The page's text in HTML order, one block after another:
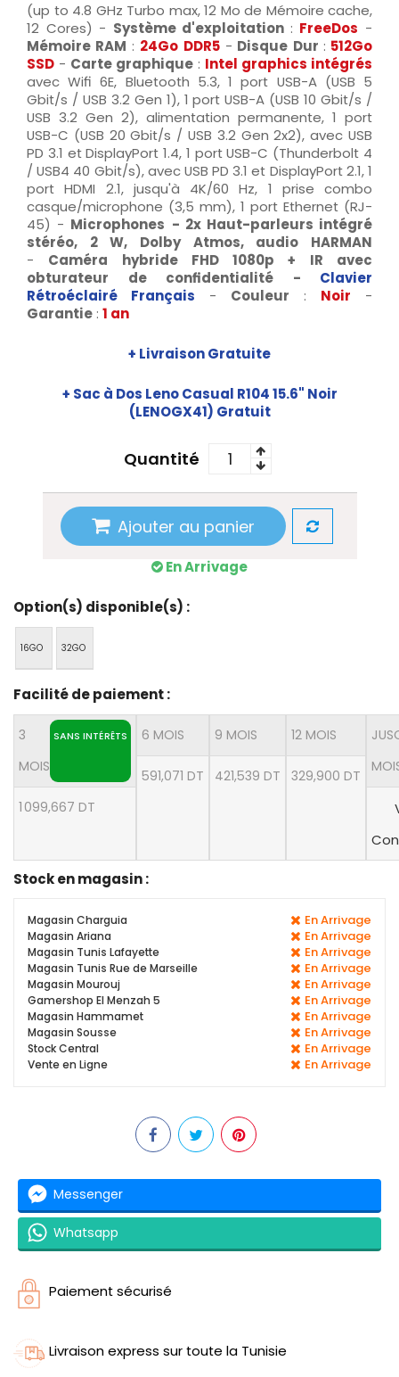
(up to 4.8 GHz Turbo max, 12 Mo de Mémoire cache,
12 Cores) - Système d'exploitation : FreeDos -
Mémoire RAM : 24Go DDR5 - Disque Dur : 512Go
SSD - Carte graphique : Intel graphics intégrés
avec Wifi 6E, Bluetooth 5.3, 1 port USB-A (USB 5
Gbit/s / USB 3.2 Gen 1), 1 port USB-A (USB 10 Gbit/s /
USB 3.2 Gen 2), alimentation permanente, 1 port
USB-C (USB 20 Gbit/s / USB 3.2 Gen 2x2), avec USB
PD 3.1 et DisplayPort 1.4, 1 port USB-C (Thunderbolt 4
/ USB4 40 Gbit/s), avec USB PD 3.1 et DisplayPort 2.1, 1
port HDMI 2.1, jusqu'à 4K/60 Hz, 1 prise combo
casque/microphone (3,5 mm), 1 port Ethernet (RJ-
45) - Microphones - 2x Haut-parleurs intégré
stéréo, 2 W, Dolby Atmos, audio HARMAN
- Caméra hybride FHD 1080p + IR avec
obturateur de confidentialité - Clavier
Rétroéclairé Français - Couleur : Noir -
Garantie : 1 an
+ Livraison Gratuite
+ Sac à Dos Leno Casual R104 15.6" Noir
(LENOGX41) Gratuit
Quantité
Ajouter au panier
En Arrivage
Option(s) disponible(s) :
16GO 32GO
Facilité de paiement :
3
MOIS
SANS INTÉRÊTS
1 099,667 DT
6 MOIS
591,071 DT
9 MOIS
421,539 DT
12 MOIS
329,900 DT
Stock en magasin :
Magasin Charguia En Arrivage
Magasin Ariana En Arrivage
Magasin Tunis Lafayette En Arrivage
Magasin Tunis Rue de Marseille En Arrivage
Magasin Mourouj En Arrivage
Gamershop El Menzah 5 En Arrivage
Magasin Hammamet En Arrivage
Magasin Sousse En Arrivage
Stock Central En Arrivage
Vente en Ligne En Arrivage
Messenger
Whatsapp
Paiement sécurisé
Livraison express sur toute la Tunisie